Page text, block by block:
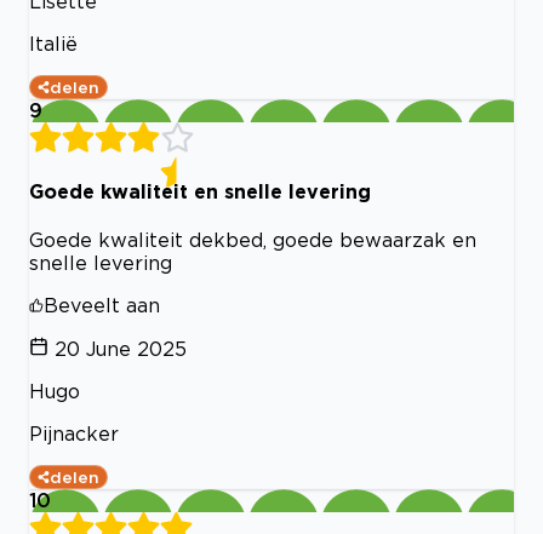
Italië
delen
9
Goede kwaliteit en snelle levering
Goede kwaliteit dekbed, goede bewaarzak en
snelle levering
Beveelt aan
20 June 2025
Hugo
Pijnacker
delen
10